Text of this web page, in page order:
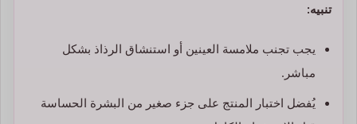
تنبيه:
يجب تجنب ملامسة العينين أو استنشاق الرذاذ بشكل
مباشر.
يُفضل اختبار المنتج على جزء صغير من البشرة الحساسة